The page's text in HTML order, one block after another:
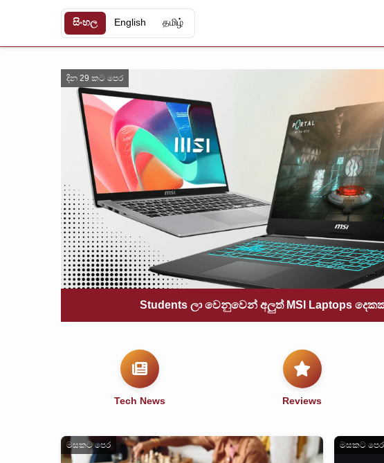
සිංහල English தமிழ்
දින 29 කට පෙර
Students ලා වෙනුවෙන් අලුත් MSI Laptops
Tech News Reviews
මසකට පෙර මසකට පෙර